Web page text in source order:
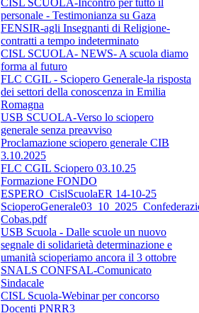
CISL SCUOLA-Incontro per tutto il
personale - Testimonianza su Gaza
FENSIR-agli Insegnanti di Religione-
contratti a tempo indeterminato
CISL SCUOLA- NEWS- A scuola diamo
forma al futuro
FLC CGIL - Sciopero Generale-la risposta
dei settori della conoscenza in Emilia
Romagna
USB SCUOLA-Verso lo sciopero
generale senza preavviso
Proclamazione sciopero generale CIB
3.10.2025
FLC CGIL Sciopero 03.10.25
Formazione FONDO
ESPERO_CislScuolaER 14-10-25
Cobas.pdf
USB Scuola - Dalle scuole un nuovo
segnale di solidarietà determinazione e
umanità scioperiamo ancora il 3 ottobre
SNALS CONFSAL-Comunicato
Sindacale
CISL Scuola-Webinar per concorso
Docenti PNRR3